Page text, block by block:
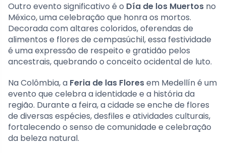
Outro evento significativo é o Día de los Muertos no
México, uma celebração que honra os mortos.
Decorada com altares coloridos, oferendas de
alimentos e flores de cempasúchil, essa festividade
é uma expressão de respeito e gratidão pelos
ancestrais, quebrando o conceito ocidental de luto.
Na Colômbia, a Feria de las Floresem Medellín é um
evento que celebra a identidade e a história da
região. Durante a feira, a cidade se enche de flores
de diversas espécies, desfiles e atividades culturais,
fortalecendo o senso de comunidade e celebração
da beleza natural.